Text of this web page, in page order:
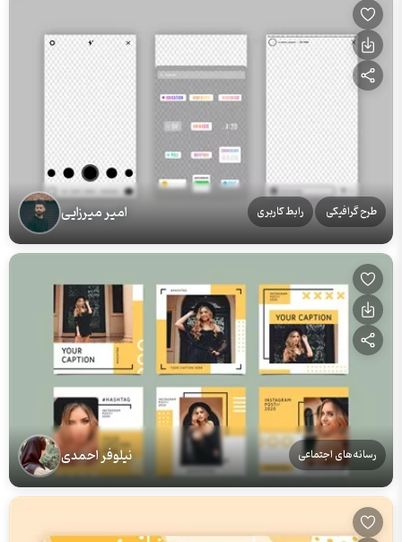
طرح گرافیکی رابط کاربری امیر میرزایی
رسانه‌های اجتماعی نیلوفر احمدی